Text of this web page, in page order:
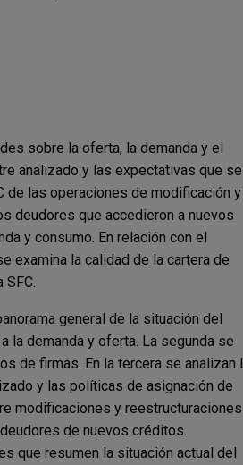
sobre la oferta, la demanda y el
analizado y las expectativas que se
de las operaciones de modificación y
deudores que accedieron a nuevos
y consumo. En relación con el
examina la calidad de la cartera de
general de la situación del
la demanda y oferta. La segunda se
de firmas. En la tercera se analizan
y las políticas de asignación de
modificaciones y reestructuraciones
de nuevos créditos.
que resumen la situación actual del